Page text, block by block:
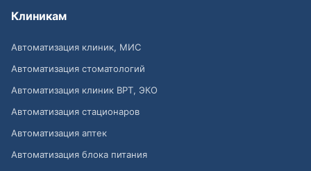
Клиникам
Автоматизация клиник, МИС
Автоматизация стоматологий
Автоматизация клиник ВРТ, ЭКО
Автоматизация стационаров
Автоматизация аптек
Автоматизация блока питания